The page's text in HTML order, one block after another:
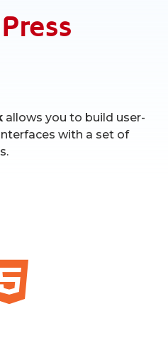
allows you to build user-
with a set of